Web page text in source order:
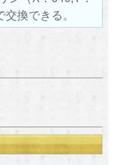
換できる。